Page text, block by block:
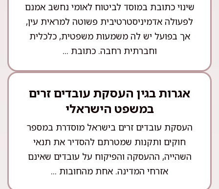
שינוי כתובת במוסד לביטוח לאומי נחשב אמנם
לפעולה אדמיניסטרטיבית פשוטה למראית עין,
אך בפועל יש לה משמעות משפטית, כלכלית
וחברתית רחבה. כתובת ...
אגרות בגין העסקת עובדים זרים
במשפט הישראלי
העסקת עובדים זרים בישראל מוסדרת במספר
חוקים ותקנות שמטרתם להסדיר את תנאי
השהייה, ההעסקה והפיקוח על עובדים שאינם
אזרחי המדינה. אחת מהחובות ...